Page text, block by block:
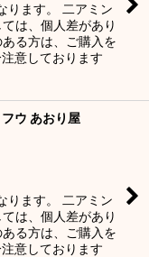
ります。 二アミン
は、個人差があり
る方は、ご購入を
意しております
フウ あおり屋
ります。 二アミン
は、個人差があり
る方は、ご購入を
意しております